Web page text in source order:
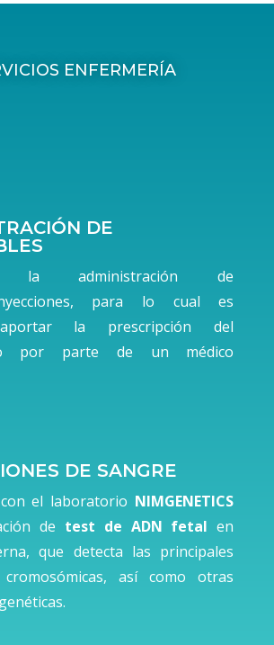
ENFERMERÍA
DE
la administración de
inyecciones, para lo cual es
la prescripción del
por parte de un médico
DE SANGRE
el laboratorio NIMGENETICS
de test de ADN fetal en
que detecta las principales
cromosómicas, así como otras